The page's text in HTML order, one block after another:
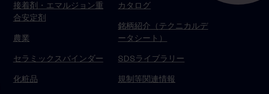
接着剤・エマルジョン重
合安定剤
農業
セラミックスバインダー
化粧品
カタログ
銘柄紹介（テクニカルデ
ータシート）
SDSライブラリー
規制等関連情報